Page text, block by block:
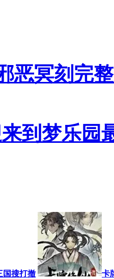
恶冥刻完
到梦乐园
国搜打撤 卡